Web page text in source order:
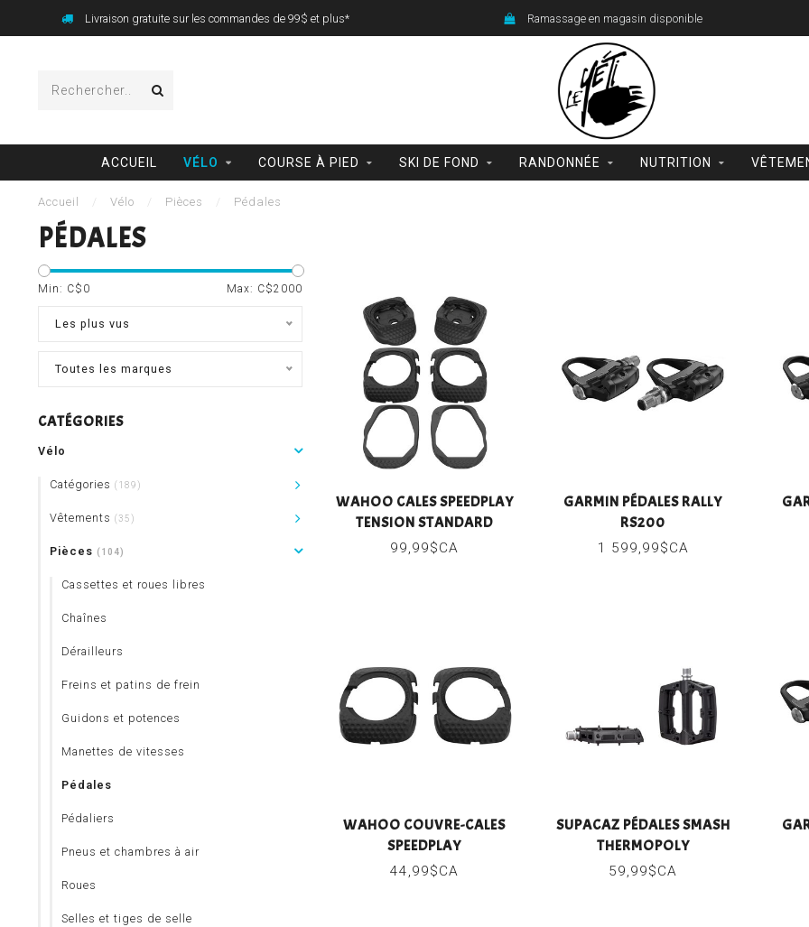
Livraison gratuite sur les commandes de 99$ et plus* Ramassage en magasin disponible
ACCUEIL VÉLO COURSE À PIED SKI DE FOND RANDONNÉE NUTRITION
Accueil Vélo Pièces Pédales
PÉDALES
Min: C$ 0 Max: C$2000
Les plus vus
Toutes les marques
CATÉGORIES
Vélo
Catégories (189)
Vêtements (35)
Pièces (104)
Cassettes et roues libres
Chaînes
Dérailleurs
Freins et patins de frein
Guidons et potences
Manettes de vitesses
Pédales
Pédaliers
Pneus et chambres à air
Roues
Selles et tiges de selle
WAHOO CALES SPEEDPLAY
TENSION STANDARD
99,99$CA
GARMIN PÉDALES RALLY
RS200
1 599,99$CA
WAHOO COUVRE-CALES
SPEEDPLAY
44,99$CA
SUPACAZ PÉDALES SMASH
THERMOPOLY
59,99$CA